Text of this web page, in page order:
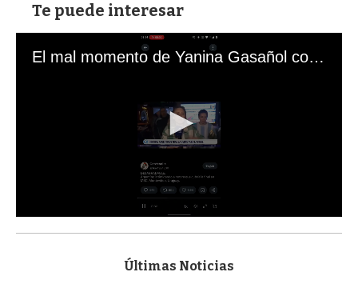
Te puede interesar
El mal momento de Yanina Gasañol con un hincha argentino en "Subrayado"
s
Últimas Noticias